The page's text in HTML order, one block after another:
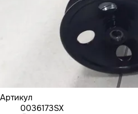
Артикул
0036173SX